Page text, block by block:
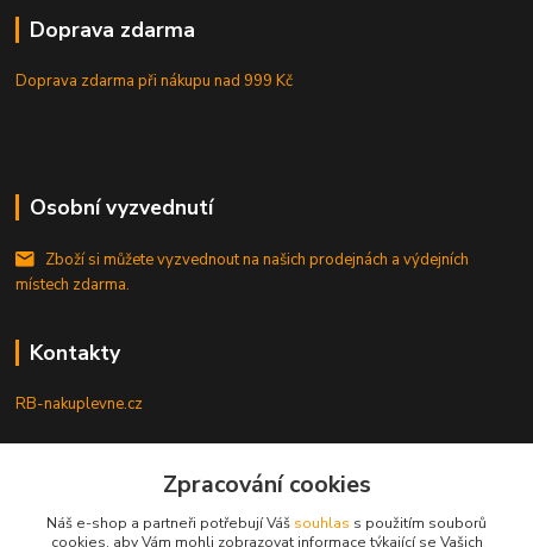
Doprava zdarma
Doprava zdarma při nákupunad 999 Kč
Osobní vyzvednutí
Zboží si můžete vyzvednout na našich prodejnách a výdejních
místech zdarma.
Kontakty
RB-nakuplevne.cz
+420 222722421Zpracování cookies
Náš e-shop a partneři potřebují Váš souhlas s použitím souborů
cookies, aby Vám mohli zobrazovat informace týkající se Vašich